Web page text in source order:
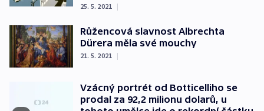
25. 5. 2021 |
Růžencová slavnost Albrechta
Dürera měla své mouchy
21. 5. 2021 |
Vzácný portrét od Botticelliho se
prodal za 92,2 milionu dolarů, u